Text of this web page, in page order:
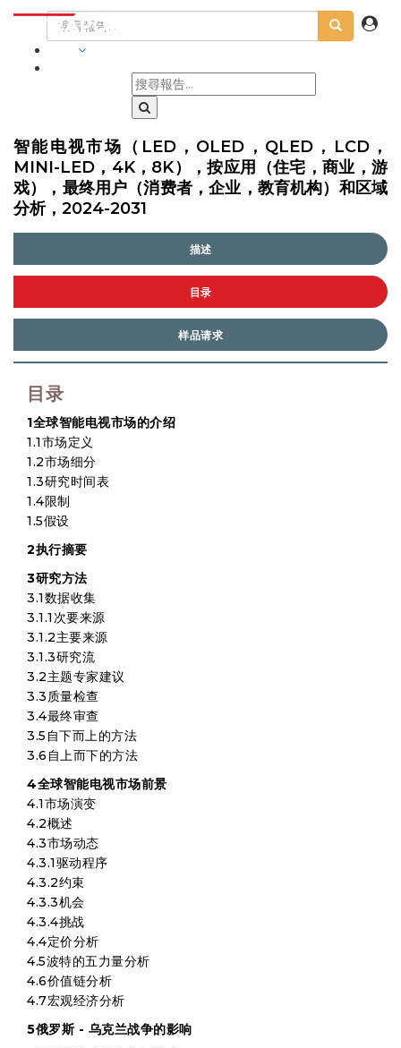
智能电视市场（LED，OLED，QLED，LCD，
MINI-LED，4K，8K），按应用（住宅，商业，游
戏），最终用户（消费者，企业，教育机构）和区域
分析，2024-2031
描述
目录
样品请求
目录
1全球智能电视市场的介绍
1.1市场定义
1.2市场细分
1.3研究时间表
1.4限制
1.5假设
2执行摘要
3研究方法
3.1数据收集
3.1.1次要来源
3.1.2主要来源
3.1.3研究流
3.2主题专家建议
3.3质量检查
3.4最终审查
3.5自下而上的方法
3.6自上而下的方法
4全球智能电视市场前景
4.1市场演变
4.2概述
4.3市场动态
4.3.1驱动程序
4.3.2约束
4.3.3机会
4.3.4挑战
4.4定价分析
4.5波特的五力量分析
4.6价值链分析
4.7宏观经济分析
5俄罗斯 - 乌克兰战争的影响